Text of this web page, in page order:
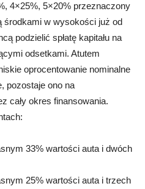
4×25%, 5×20% przeznaczony
środkami w wysokości już od
podzielić spłatę kapitału na
odsetkami. Atutem
oprocentowanie nominalne
pozostaje ono na
cały okres finansowania.
33% wartości auta i dwóch
25% wartości auta i trzech